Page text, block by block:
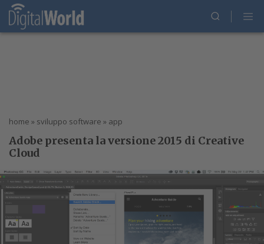
home » sviluppo software » app
Adobe presenta la versione 2015 di Creative
Cloud